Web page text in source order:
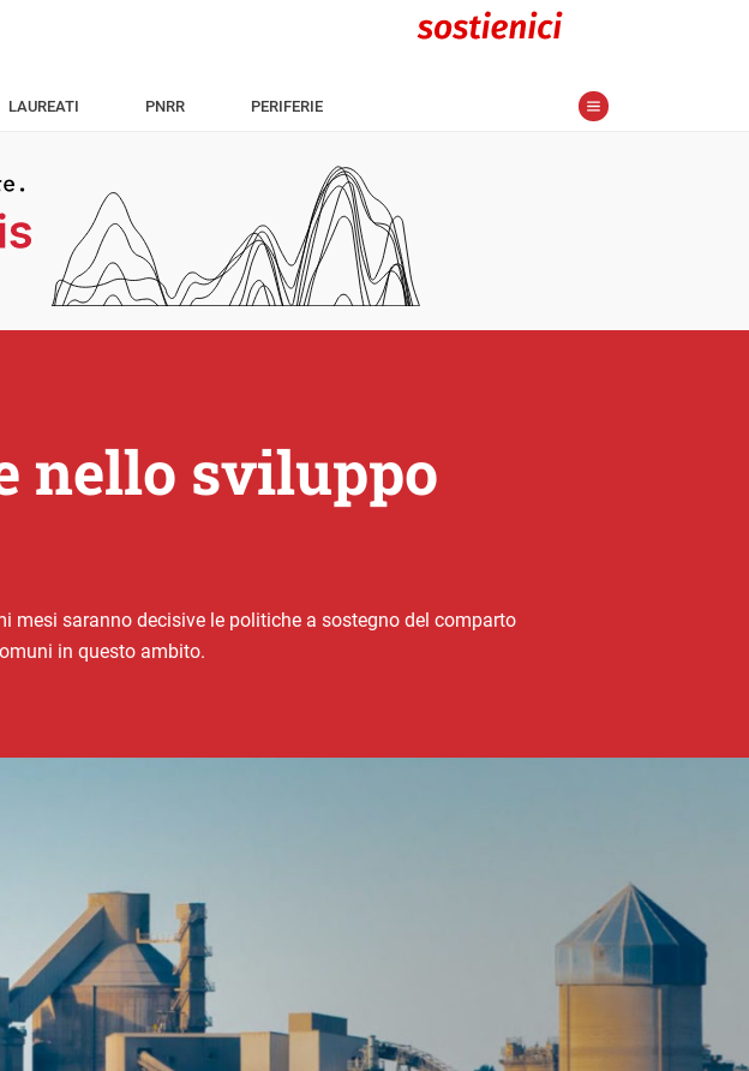
LAUREATI PNRR PERIFERIE
nello sviluppo
mesi saranno decisive le politiche a sostegno del comparto
in questo ambito.